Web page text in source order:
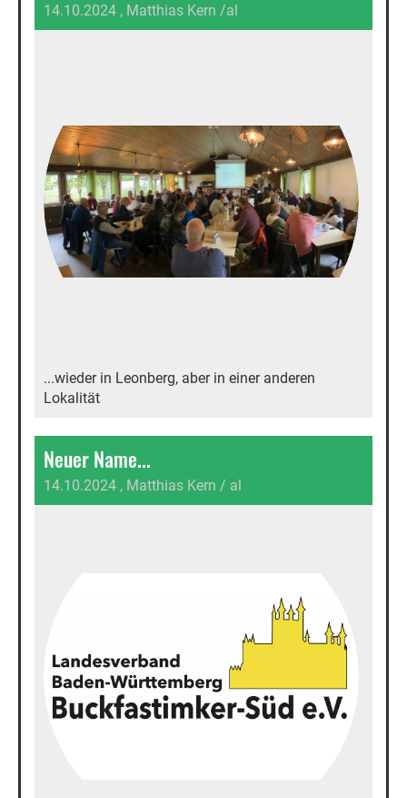
14.10.2024 , Matthias Kern /al
...wieder in Leonberg, aber in einer anderen
Lokalität
Neuer Name...
14.10.2024 , Matthias Kern / al